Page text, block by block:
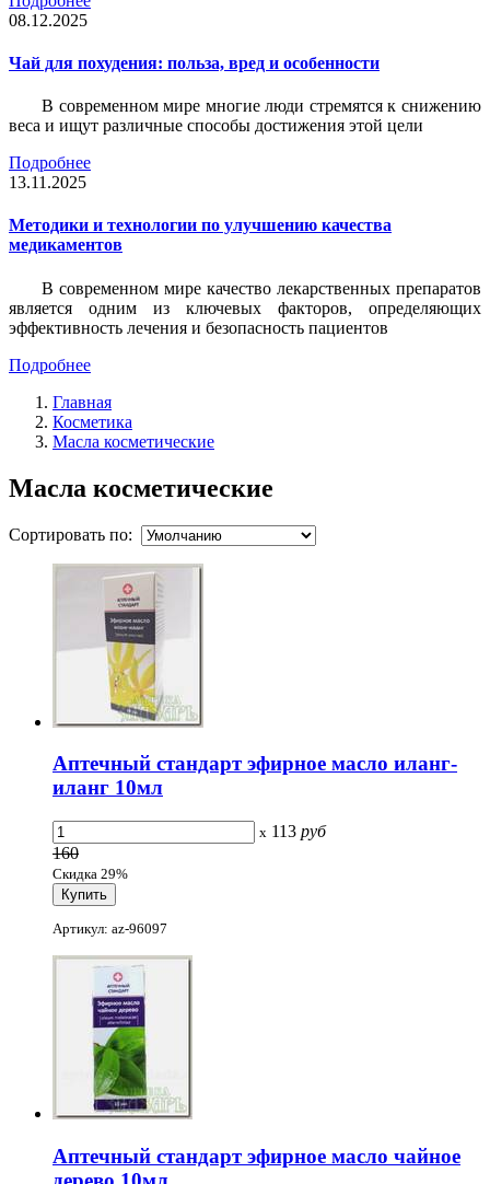
08.12.2025
Чай для похудения: польза, вред и особенности
В современном мире многие люди стремятся к снижению
веса и ищут различные способы достижения этой цели
Подробнее
13.11.2025
Методики и технологии по улучшению качества
медикаментов
В современном мире качество лекарственных препаратов
является одним из ключевых факторов, определяющих
эффективность лечения и безопасность пациентов
Подробнее
Главная
Косметика
Масла косметические
Масла косметические
Сортировать по:
Аптечный стандарт эфирное масло иланг-
иланг 10мл
x 113 руб
160
Скидка 29%
Артикул: az-96097
Аптечный стандарт эфирное масло чайное